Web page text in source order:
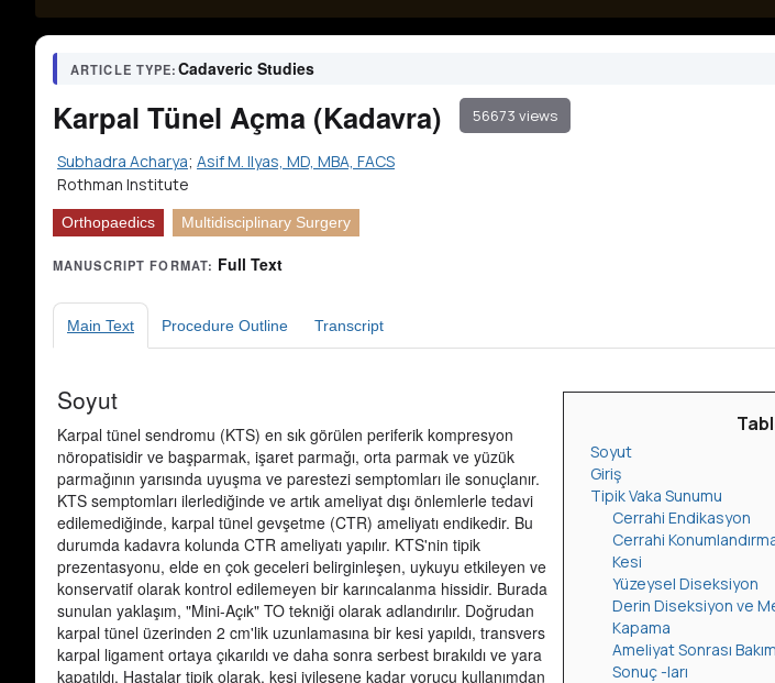
ARTICLE TYPE:Cadaveric Studies
Karpal Tünel Açma (Kadavra) 56673 views
Subhadra Acharya; Asif M. Ilyas, MD, MBA, FACS
Rothman Institute
Orthopaedics Multidisciplinary Surgery
MANUSCRIPT FORMAT: Full Text
Main Text Procedure Outline Transcript
Soyut
Giriş
Tipik Vaka Sunumu
Cerrahi Endikasyon
Cerrahi
Kesi
Yüzeysel Diseksiyon
Derin Diseksiyon ve
Kapama
Ameliyat Sonrası Bakım
Sonuç -ları
Soyut
Karpal tünel sendromu (KTS) en sık görülen periferik kompresyon
nöropatisidir ve başparmak, işaret parmağı, orta parmak ve yüzük
parmağının yarısında uyuşma ve parestezi semptomları ile sonuçlanır.
KTS semptomları ilerlediğinde ve artık ameliyat dışı önlemlerle tedavi
edilemediğinde, karpal tünel gevşetme (CTR) ameliyatı endikedir. Bu
durumda kadavra kolunda CTR ameliyatı yapılır. KTS'nin tipik
prezentasyonu, elde en çok geceleri belirginleşen, uykuyu etkileyen ve
konservatif olarak kontrol edilemeyen bir karıncalanma hissidir. Burada
sunulan yaklaşım, "Mini-Açık" TO tekniği olarak adlandırılır. Doğrudan
karpal tünel üzerinden 2 cm'lik uzunlamasına bir kesi yapıldı, transvers
karpal ligament ortaya çıkarıldı ve daha sonra serbest bırakıldı ve yara
kapatıldı. Hastalar tipik olarak, kesi iyileşene kadar yorucu kullanımdan